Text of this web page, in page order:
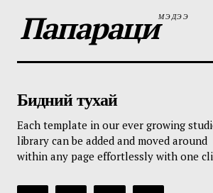
ПапарациМЭДЭЭ
Бидний тухай
Each template in our ever growing
library can be added and moved around
within any page effortlessly with one